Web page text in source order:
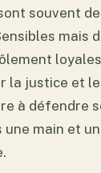
souvent
mais
la justice et
à défendre
main et